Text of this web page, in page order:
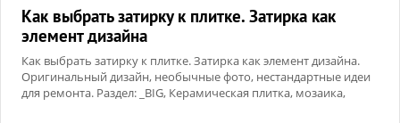
Как выбрать затирку к плитке. Затирка как
элемент дизайна
Как выбрать затирку к плитке. Затирка как элемент дизайна.
Оригинальный дизайн, необычные фото, нестандартные идеи
для ремонта. Раздел: _BIG, Керамическая плитка, мозаика,